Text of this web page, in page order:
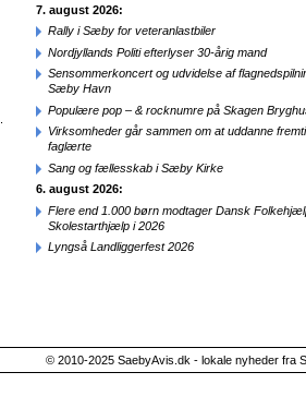
7. august 2026:
Rally i Sæby for veteranlastbiler
Nordjyllands Politi efterlyser 30-årig mand
Sensommerkoncert og udvidelse af
Sæby Havn
Populære pop – & rocknumre på Skagen
Virksomheder går sammen om at uddanne
faglærte
Sang og fællesskab i Sæby Kirke
6. august 2026:
Flere end 1.000 børn modtager Dansk
Skolestarthjælp i 2026
Lyngså Landliggerfest 2026
© 2010-2025 SaebyAvis.dk - lokale nyheder fra